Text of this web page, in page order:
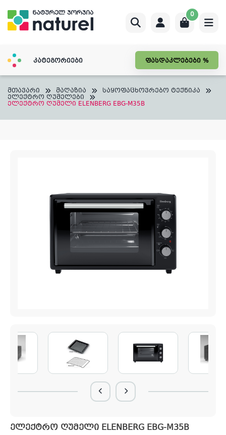
content
0
კატეგორიები ფასდაკლებები %
მთავარი მაღაზია საყოფაცხოვრებო ტექნიკა
ელექტრო ღუმელები
ელექტრო ღუმელი ELENBERG EBG-M35B
ელექტრო ღუმელი ELENBERG EBG-M35B